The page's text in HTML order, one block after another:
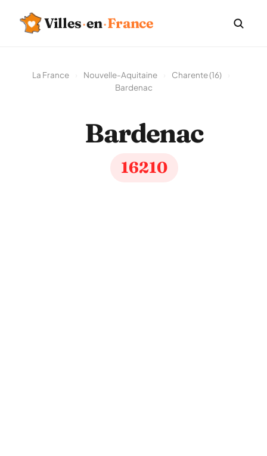
Villes·en·France
La France Nouvelle-Aquitaine Charente (16)
Bardenac
Bardenac
16210